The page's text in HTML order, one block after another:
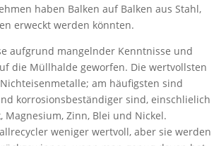
haben Balken auf Balken aus Stahl,
erweckt werden könnten.
aufgrund mangelnder Kenntnisse und
die Müllhalde geworfen. Die wertvollsten
am häufigsten sind
korrosionsbeständiger sind, einschlielich
Magnesium, Zinn, Blei und Nickel.
weniger wertvoll, aber sie werden